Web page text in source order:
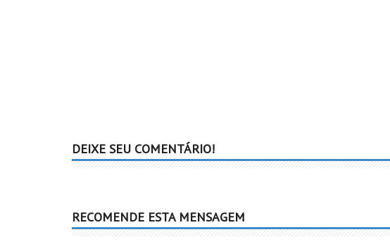
DEIXE SEU COMENTÁRIO!
RECOMENDE ESTA MENSAGEM